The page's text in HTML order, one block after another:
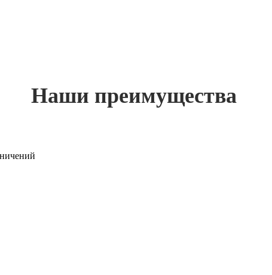
Наши преимущества